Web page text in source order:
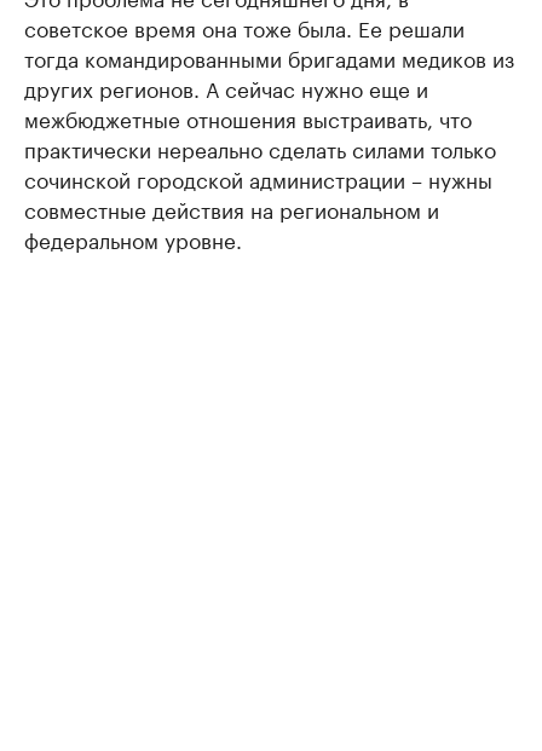
советское время она тоже была. Ее решали
тогда командированными бригадами медиков из
других регионов. А сейчас нужно еще и
межбюджетные отношения выстраивать, что
практически нереально сделать силами только
сочинской городской администрации – нужны
совместные действия на региональном и
федеральном уровне.